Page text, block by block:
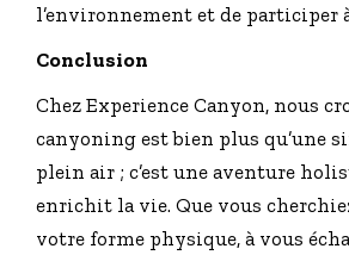
l’environnement et de participer
Conclusion
Chez Experience Canyon, nous
canyoning est bien plus qu’une
plein air ; c’est une aventure
enrichit la vie. Que vous
votre forme physique, à vous